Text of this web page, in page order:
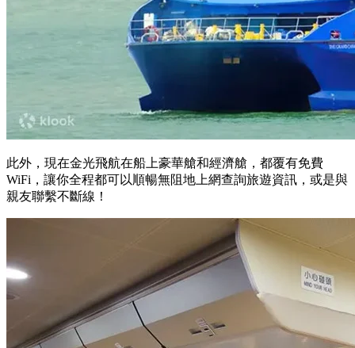
此外，現在金光飛航在船上豪華艙和經濟艙，都覆有免費
WiFi，讓你全程都可以順暢無阻地上網查詢旅遊資訊，或是與
親友聯繫不斷線！